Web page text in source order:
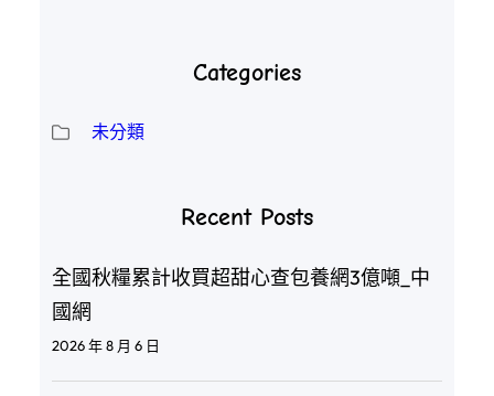
Categories
未分類
Recent Posts
全國秋糧累計收買超甜心查包養網3億噸_中
國網
2026 年 8 月 6 日